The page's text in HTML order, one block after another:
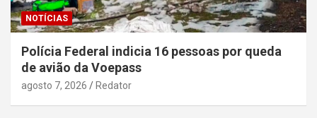
NOTÍCIAS
Polícia Federal indicia 16 pessoas por queda
de avião da Voepass
agosto 7, 2026 Redator